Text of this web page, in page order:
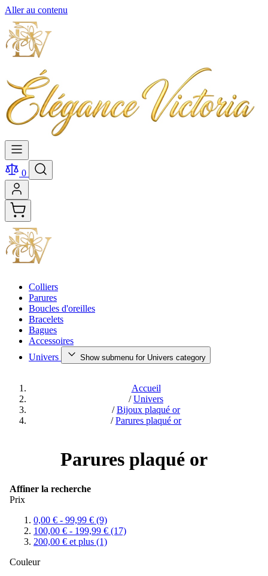
Aller au contenu
0
Colliers
Parures
Boucles d'oreilles
Bracelets
Bagues
Accessoires
Univers
Show submenu for Univers category
Accueil
/ Univers
/ Bijoux plaqué or
/ Parures plaqué or
Parures plaqué or
Affiner la recherche
Prix
0,00 € - 99,99 € (9)
100,00 € - 199,99 € (17)
200,00 € et plus (1)
Couleur